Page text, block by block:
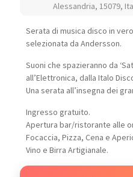
Alessandria, 15079,
Serata di musica disco in vero
selezionata da Andersson.
Suoni che spazieranno da
all’Elettronica, dalla Italo
Una serata all’insegna dei
Ingresso gratuito.
Apertura bar/ristorante alle
Focaccia, Pizza, Cena e
Vino e Birra Artigianale.